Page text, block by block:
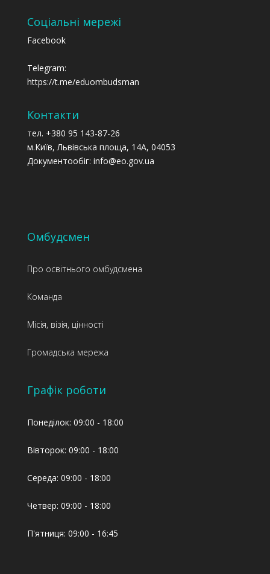
Соціальні мережі
Facebook
Telegram:
https://t.me/eduombudsman
Контакти
тел. +380 95 143-87-26
м.Київ, Львівська площа, 14А, 04053
Документообіг: info@eo.gov.ua
Омбудсмен
Про освітнього омбудсмена
Команда
Місія, візія, цінності
Громадська мережа
Графік роботи
Понеділок: 09:00 - 18:00
Вівторок: 09:00 - 18:00
Середа: 09:00 - 18:00
Четвер: 09:00 - 18:00
П'ятниця: 09:00 - 16:45